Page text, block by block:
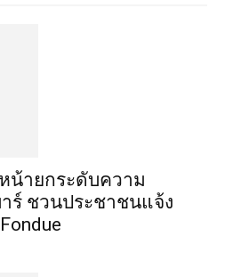
น้ายกระดับความ
ร์ ชวนประชาชนแจ้ง